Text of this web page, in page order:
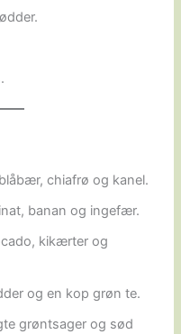
chiafrø og kanel.
banan og ingefær.
kikærter og
og en kop grøn te.
grøntsager og sød